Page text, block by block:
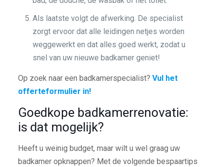
Als laatste volgt de afwerking. De specialist
zorgt ervoor dat alle leidingen netjes worden
weggewerkt en dat alles goed werkt, zodat u
snel van uw nieuwe badkamer geniet!
Op zoek naar een badkamerspecialist? Vul het
offerteformulier in!
Goedkope badkamerrenovatie:
is dat mogelijk?
Heeft u weinig budget, maar wilt u wel graag uw
badkamer opknappen? Met de volgende bespaartips